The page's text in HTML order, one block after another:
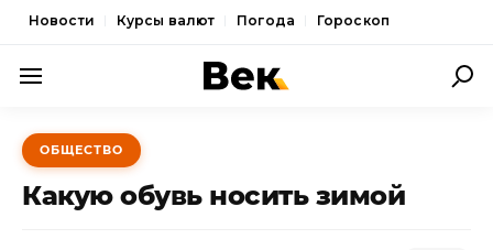
Новости Курсы валют Погода Гороскоп
ПОЛИТИКА
ЭКОНОМИКА
ОБЩЕСТВО
Какую обувь носить зимой